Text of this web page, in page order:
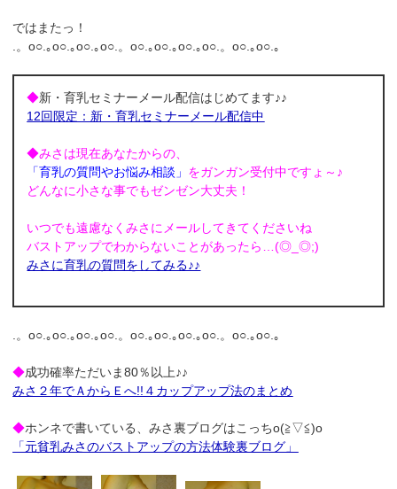
ではまたっ！
.。o○.｡o○.｡o○.｡o○.。o○.｡o○.｡o○.｡o○.。o○.｡o○.｡
◆新・育乳セミナーメール配信はじめてます♪♪
12回限定：新・育乳セミナーメール配信中
◆みさは現在あなたからの、
「育乳の質問やお悩み相談」 をガンガン受付中ですょ～♪
どんなに小さな事でもゼンゼン大丈夫！
いつでも遠慮なくみさにメールしてきてくださいね
バストアップでわからないことがあったら…(◎_◎;)
みさに育乳の質問をしてみる♪♪
.。o○.｡o○.｡o○.｡o○.。o○.｡o○.｡o○.｡o○.。o○.｡o○.｡
◆成功確率ただいま80％以上♪♪
みさ２年でＡからＥへ!!４カップアップ法のまとめ
◆ホンネで書いている、みさ裏ブログはこっちo(≧▽≦)o
「元貧乳みさのバストアップの方法体験裏ブログ」